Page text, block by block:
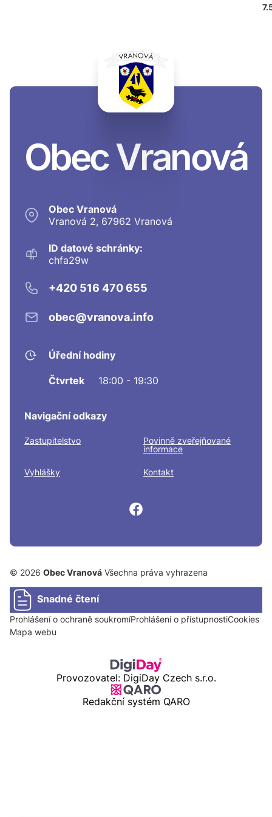
Obec Vranová
Obec Vranová
Vranová 2, 67962 Vranová
ID datové schránky:
chfa29w
+420 516 470 655
obec@vranova.info
Úřední hodiny
Čtvrtek 18:00 - 19:30
Navigační odkazy
Zastupitelstvo
Povinně zveřejňované
informace
Vyhlášky Kontakt
© 2026 Obec Vranová Všechna práva vyhrazena
Snadné čtení
Prohlášení o ochraně soukromíProhlášení o přístupnostiCookies
Mapa webu
Provozovatel: DigiDay Czech s.r.o.
Redakční systém QARO